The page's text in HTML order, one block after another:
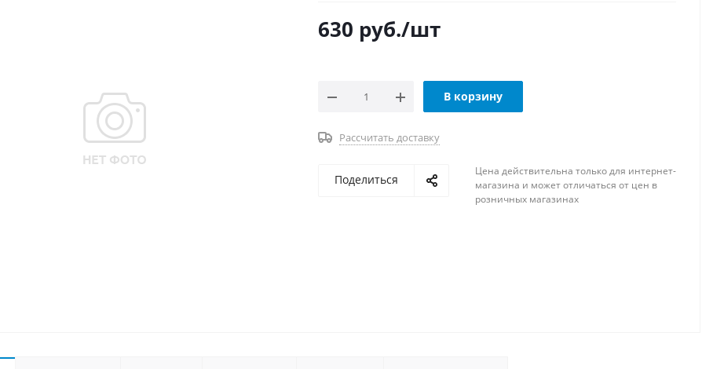
630 руб./шт
В корзину
Рассчитать доставку
Поделиться
Цена действительна только для интернет-
магазина и может отличаться от цен в
розничных магазинах